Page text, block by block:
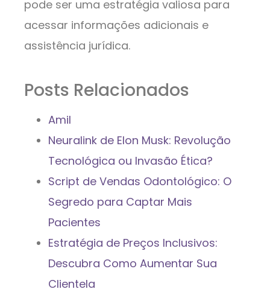
pode ser uma estratégia valiosa para
acessar informações adicionais e
assistência jurídica.
Posts Relacionados
Amil
Neuralink de Elon Musk: Revolução
Tecnológica ou Invasão Ética?
Script de Vendas Odontológico: O
Segredo para Captar Mais
Pacientes
Estratégia de Preços Inclusivos:
Descubra Como Aumentar Sua
Clientela